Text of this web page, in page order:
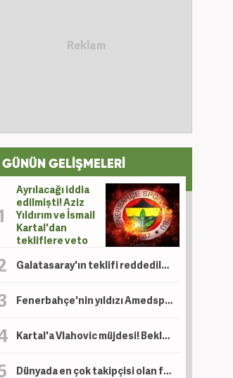
GÜNÜN GELİŞMELERİ
Ayrılacağı iddia
edilmişti! Aziz
Yıldırım ve İsmail
Kartal'dan
tekliflere veto
Galatasaray'ın teklifi reddedilmişti! Yıldız isim sedyeyle oyundan çıktı
Fenerbahçe'nin yıldızı Amedspor yolunda! Görüşmeler sürüyor
Kartal'a Vlahovic müjdesi! Beklenen haber geldi
Dünyada en çok takipçisi olan futbolcular: Ronaldo açık ara zirvede! Peki Salah kaçıncı?